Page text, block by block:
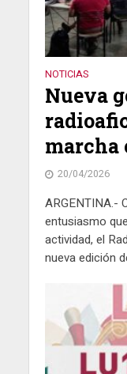
NOTICIAS
Nueva
marcha
20/04/2026
ARGENTINA.-
entusiasmo
actividad, el
nueva edición